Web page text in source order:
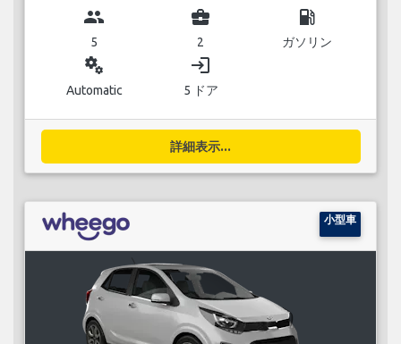
group
5
business_center
2
local_gas_station
ガソリン
miscellaneous_services
Automatic
login
5 ドア
詳細表示...
小型車